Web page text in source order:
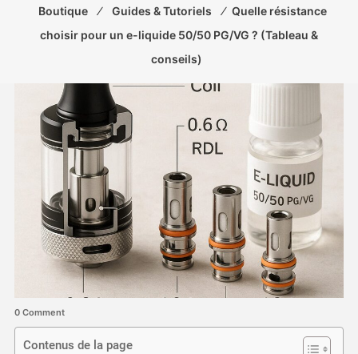
Boutique ⁄ Guides & Tutoriels ⁄ Quelle résistance
choisir pour un e-liquide 50/50 PG/VG ? (Tableau &
conseils)
0 Comment
Contenus de la page